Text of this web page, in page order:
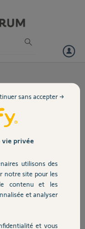
erreur est
Tahoma-Rail-DIN
dans l'application
suivant : "une erreur
ou contacter le
vie privée
utilisons des
notre site pour les
le contenu et les
et analyser
et vous
sans accepter →